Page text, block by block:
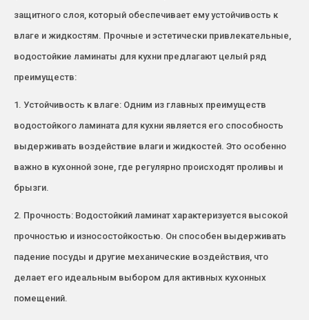
защитного слоя, который обеспечивает ему устойчивость к
влаге и жидкостям. Прочные и эстетически привлекательные,
водостойкие ламинаты для кухни предлагают целый ряд
преимуществ:
1. Устойчивость к влаге: Одним из главных преимуществ
водостойкого ламината для кухни является его способность
выдерживать воздействие влаги и жидкостей. Это особенно
важно в кухонной зоне, где регулярно происходят проливы и
брызги.
2. Прочность: Водостойкий ламинат характеризуется высокой
прочностью и износостойкостью. Он способен выдерживать
падение посуды и другие механические воздействия, что
делает его идеальным выбором для активных кухонных
помещений.